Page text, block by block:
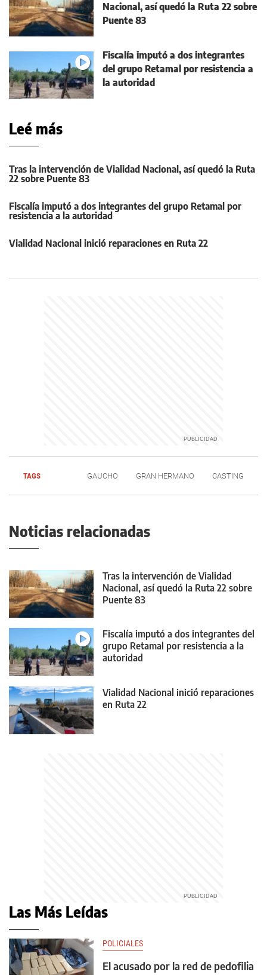
Nacional, así quedó la Ruta 22 sobre
Puente 83
Fiscalía imputó a dos integrantes
del grupo Retamal por resistencia a
la autoridad
Leé más
Tras la intervención de Vialidad Nacional, así quedó la Ruta
22 sobre Puente 83
Fiscalía imputó a dos integrantes del grupo Retamal por
resistencia a la autoridad
Vialidad Nacional inició reparaciones en Ruta 22
TAGS GAUCHO GRAN HERMANO CASTING
Noticias relacionadas
Tras la intervención de Vialidad
Nacional, así quedó la Ruta 22 sobre
Puente 83
Fiscalía imputó a dos integrantes del
grupo Retamal por resistencia a la
autoridad
Vialidad Nacional inició reparaciones
en Ruta 22
Las Más Leídas
POLICIALES
El acusado por la red de pedofilia